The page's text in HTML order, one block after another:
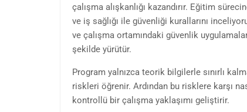
çalışma alışkanlığı kazandırır. Eğitim
ve iş sağlığı ile güvenliği kurallarını
ve çalışma ortamındaki güvenlik
şekilde yürütür.
Program yalnızca teorik bilgilerle sınırlı
riskleri öğrenir. Ardından bu risklere karşı
kontrollü bir çalışma yaklaşımı geliştirir.